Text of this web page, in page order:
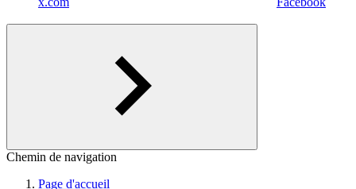
Chemin de navigation
Page d'accueil